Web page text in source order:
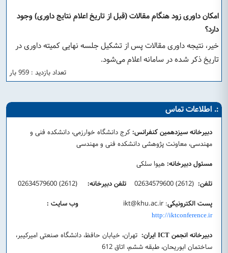
امکان داوری زود هنگام مقالات (قبل از تاریخ اعلام نتایج داوری) وجود
دارد؟
خیر، نتیجه داوری مقالات پس از تشکیل جلسه نهایی کمیته داوری در
تاریخ ذکر شده در سامانه اعلام می‌شود.
تعداد بازدید : 959 بار
:. اطلاعات تماس
دبیرخانه سیزدهمین کنفرانس:کرج دانشگاه خوارزمی، دانشکده فنی و
مهندسی، معاونت پژوهشی دانشکده فنی و مهندسی
مسئول دبیرخانه:هیوا سلکی
تلفن: (2612) 02634579600 تلفن دبیرخانه: (2612) 02634579600
پست الکترونیکی:
ikt@khu.ac.ir وب سایت :
http://iktconference.ir
دبیرخانه انجمن ICT ایران: تهران، خیابان حافظ، دانشگاه صنعتی امیرکیبر،
ساختمان ابوریحان، طبقه ششم، اتاق 612